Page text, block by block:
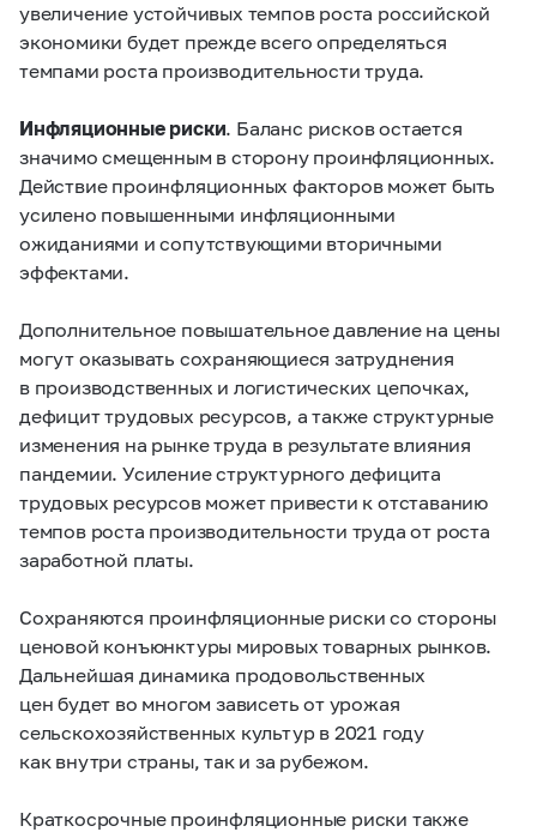
увеличение устойчивых темпов роста российской
экономики будет прежде всего определяться
темпами роста производительности труда.
Инфляционные риски. Баланс рисков остается
значимо смещенным в сторону проинфляционных.
Действие проинфляционных факторов может быть
усилено повышенными инфляционными
ожиданиями и сопутствующими вторичными
эффектами.
Дополнительное повышательное давление на цены
могут оказывать сохраняющиеся затруднения
в производственных и логистических цепочках,
дефицит трудовых ресурсов, а также структурные
изменения на рынке труда в результате влияния
пандемии. Усиление структурного дефицита
трудовых ресурсов может привести к отставанию
темпов роста производительности труда от роста
заработной платы.
Сохраняются проинфляционные риски со стороны
ценовой конъюнктуры мировых товарных рынков.
Дальнейшая динамика продовольственных
цен будет во многом зависеть от урожая
сельскохозяйственных культур в 2021 году
как внутри страны, так и за рубежом.
Краткосрочные проинфляционные риски также